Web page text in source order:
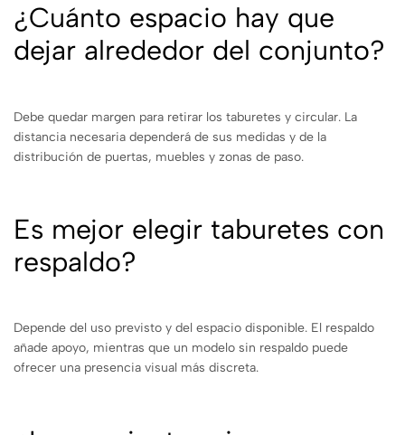
¿Cuánto espacio hay que
dejar alrededor del conjunto?
Debe quedar margen para retirar los taburetes y circular. La
distancia necesaria dependerá de sus medidas y de la
distribución de puertas, muebles y zonas de paso.
Es mejor elegir taburetes con
respaldo?
Depende del uso previsto y del espacio disponible. El respaldo
añade apoyo, mientras que un modelo sin respaldo puede
ofrecer una presencia visual más discreta.